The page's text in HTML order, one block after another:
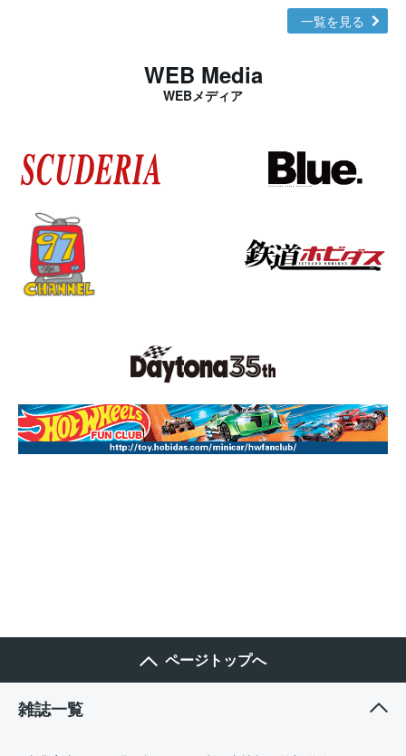
一覧を見る
WEB Media
WEBメディア
ページトップへ
雑誌一覧